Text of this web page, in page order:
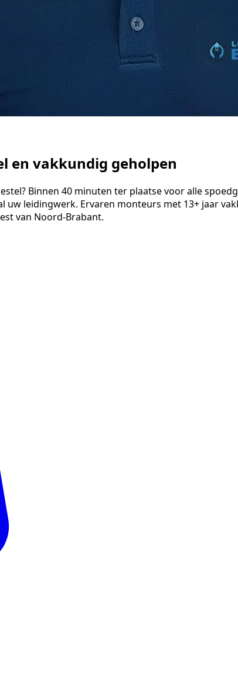
en vakkundig geholpen
Binnen 40 minuten ter plaatse voor alle
leidingwerk. Ervaren monteurs met 13+ jaar
van Noord-Brabant.